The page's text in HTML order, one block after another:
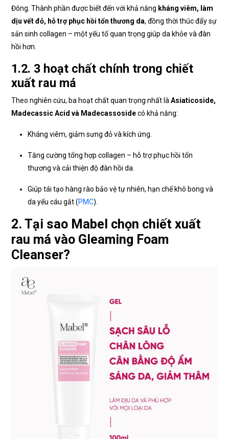
Đông. Thành phần được biết đến với khả năng kháng viêm, làm
dịu vết đỏ, hỗ trợ phục hồi tổn thương da, đồng thời thúc đẩy sự
sản sinh collagen – một yếu tố quan trọng giúp da khỏe và đàn
hồi hơn.
1.2. 3 hoạt chất chính trong chiết
xuất rau má
Theo nghiên cứu, ba hoạt chất quan trọng nhất làAsiaticoside,
Madecassic Acid và Madecassosidecó khả năng:
Kháng viêm, giảm sưng đỏ và kích ứng.
Tăng cường tổng hợp collagen – hỗ trợ phục hồi tổn
thương và cải thiện độ đàn hồi da.
Giúp tái tạo hàng rào bảo vệ tự nhiên, hạn chế khô bong và
da yếu cáu gắt (PMC).
2. Tại sao Mabel chọn chiết xuất
rau má vào Gleaming Foam
Cleanser?